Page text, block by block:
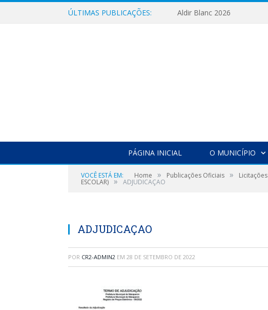
ÚLTIMAS PUBLICAÇÕES: Aldir Blanc 2026
PÁGINA INICIAL O MUNICÍPIO
VOCÊ ESTÁ EM: Home » Publicações Oficiais » Licitações
ESCOLAR) » ADJUDICAÇAO
ADJUDICAÇAO
POR CR2-ADMIN2 EM 28 DE SETEMBRO DE 2022